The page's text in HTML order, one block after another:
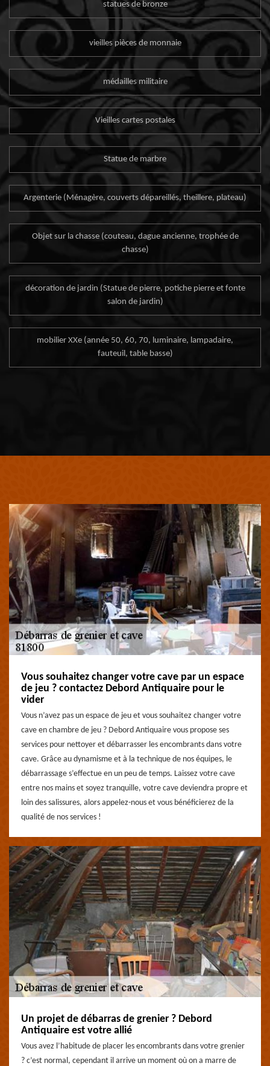
statues de bronze
vieilles pièces de monnaie
médailles militaire
Vieilles cartes postales
Statue de marbre
Argenterie (Ménagère, couverts dépareillés, theillere, plateau)
Objet sur la chasse (couteau, dague ancienne, trophée de
chasse)
décoration de jardin (Statue de pierre, potiche pierre et fonte
salon de jardin)
mobilier XXe (année 50, 60, 70, luminaire, lampadaire,
fauteuil, table basse)
Vous souhaitez changer votre cave par un espace
de jeu ? contactez Debord Antiquaire pour le
vider
Vous n’avez pas un espace de jeu et vous souhaitez changer votre
cave en chambre de jeu ? Debord Antiquaire vous propose ses
services pour nettoyer et débarrasser les encombrants dans votre
cave. Grâce au dynamisme et à la technique de nos équipes, le
débarrassage s’effectue en un peu de temps. Laissez votre cave
entre nos mains et soyez tranquille, votre cave deviendra propre et
loin des salissures, alors appelez-nous et vous bénéficierez de la
qualité de nos services !
Un projet de débarras de grenier ? Debord
Antiquaire est votre allié
Vous avez l’habitude de placer les encombrants dans votre grenier
? c’est normal, cependant il arrive un moment où on a marre de